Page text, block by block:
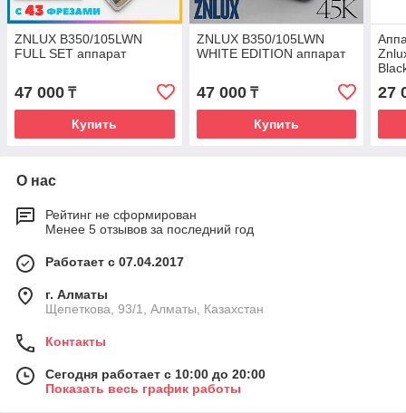
ZNLUX B350/105LWN
FULL SET аппарат
47 000 ₸
Купить
ZNLUX B350/105LWN
WHITE EDITION аппарат
47 000₸
Купить
27
О нас
Рейтинг не сформирован
Менее 5 отзывов за последний год
Работает с 07.04.2017
г. Алматы
Щепеткова, 93/1, Алматы, Казахстан
Контакты
Сегодня работает с 10:00 до 20:00
Показать весь график работы